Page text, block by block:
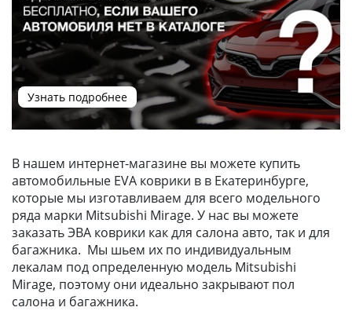
Узнать подробнее
В нашем интернет-магазине вы можете купить
автомобильные EVA коврики в в Екатеринбурге,
которые мы изготавливаем для всего модельного
ряда марки Mitsubishi Mirage. У нас вы можете
заказать ЭВА коврики как для салона авто, так и для
багажника. Мы шьем их по индивидуальным
лекалам под определенную модель Mitsubishi
Mirage, поэтому они идеально закрывают пол
салона и багажника.